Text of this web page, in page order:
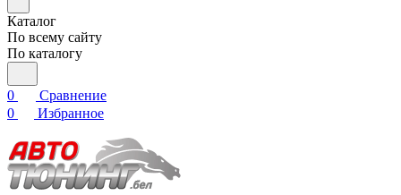
Каталог
По всему сайту
По каталогу
0
Сравнение
0
Избранное